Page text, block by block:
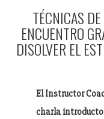
TÉCNICAS
ENCUENTRO
DISOLVER EL
El Instructor
charla